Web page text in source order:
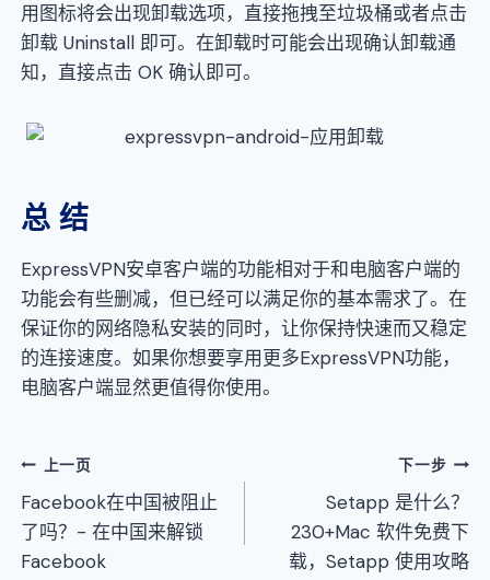
用图标将会出现卸载选项，直接拖拽至垃圾桶或者点击
卸载 Uninstall 即可。在卸载时可能会出现确认卸载通
知，直接点击 OK 确认即可。
总 结
ExpressVPN安卓客户端的功能相对于和电脑客户端的
功能会有些删减，但已经可以满足你的基本需求了。在
保证你的网络隐私安装的同时，让你保持快速而又稳定
的连接速度。如果你想要享用更多ExpressVPN功能，
电脑客户端显然更值得你使用。
文
章
导
上一页
Facebook在中国被阻止
了吗？- 在中国来解锁
Facebook
下一步
Setapp 是什么？
230+Mac 软件免费下
载，Setapp 使用攻略